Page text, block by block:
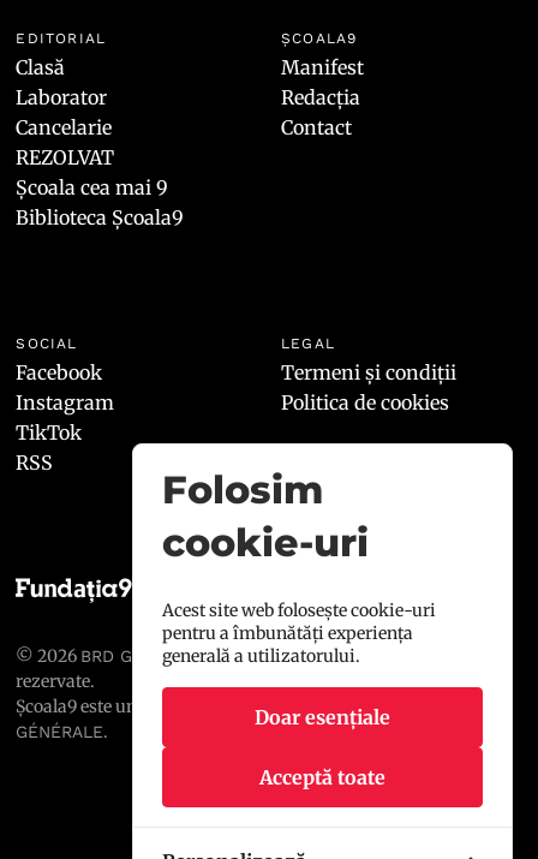
EDITORIAL
Clasă
Laborator
Cancelarie
REZOLVAT
Școala cea mai 9
Biblioteca Școala9
ȘCOALA9
Manifest
Redacția
Contact
SOCIAL
Facebook
Instagram
TikTok
RSS
LEGAL
Termeni și condiții
Politica de cookies
© 2026 BRD GROUPE SOCIÉTÉ GÉNÉRALE
rezervate.
Școala9 este un proiect susținut de
BRD GROUPE SOCIÉTÉ
GÉNÉRALE.
Folosim
cookie-uri
Acest site web folosește cookie-uri
pentru a îmbunătăți experiența
generală a utilizatorului.
Doar esențiale
Acceptă toate